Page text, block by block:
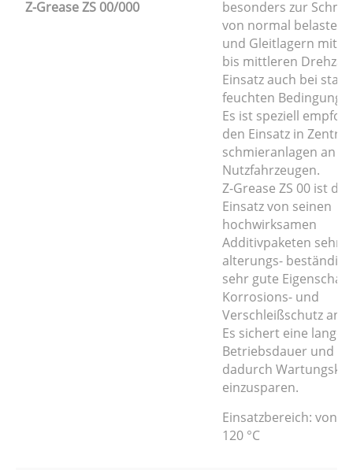
Z-Grease ZS 00/000
besonders zur
von normal
und Gleitlagern mit
bis mittleren
Einsatz auch bei
feuchten
Es ist speziell
den Einsatz in Zentral-
schmieranlagen an
Nutzfahrzeugen.
Z-Grease ZS 00 ist
Einsatz von seinen
hochwirksamen
Additivpaketen sehr
alterungs- beständig
sehr gute
Korrosions- und
Verschleißschutz
Es sichert eine lange
Betriebsdauer und
dadurch
einzusparen.
Einsatzbereich: von -
120 °C